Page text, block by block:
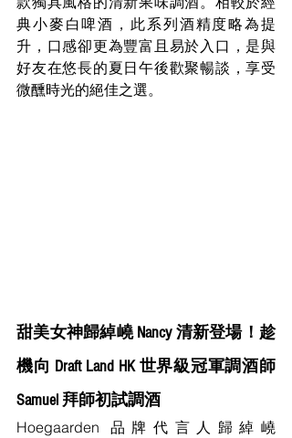
典小麥白啤酒，此系列酒精度略為提
升，口感卻更為豐富且易於入口，是與
好友在悠長的夏日午後歡聚暢談，享受
微醺時光的絕佳之選。
甜美女神歸綽嶢 Nancy 清新登場！趁
機向 Draft Land HK 世界級冠軍調酒師
Samuel 拜師初試調酒
Hoegaarden 品牌代言人歸綽嶢